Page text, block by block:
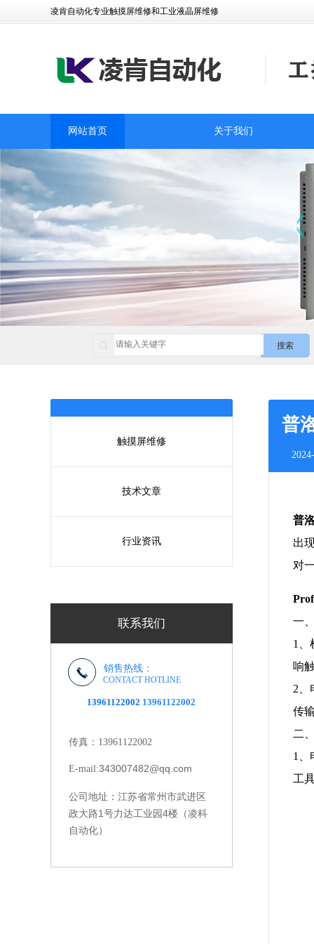
凌肯自动化专业触摸屏维修和工业液晶屏维修
网站首页 关于我们
搜索
触摸屏维修
技术文章
行业资讯
联系我们
销售热线：
CONTACT HOTLINE
13961122002 13961122002
传真：13961122002
E-mail:343007482@qq.com
公司地址： 江苏省常州市武进区
政大路1号力达工业园4楼（凌科
自动化）
普
普
出
对
一
1、
响
2、
传
二
1、
工